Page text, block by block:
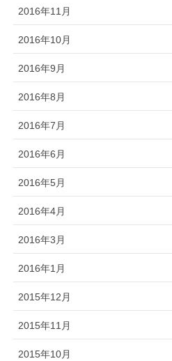
2016年11月
2016年10月
2016年9月
2016年8月
2016年7月
2016年6月
2016年5月
2016年4月
2016年3月
2016年1月
2015年12月
2015年11月
2015年10月